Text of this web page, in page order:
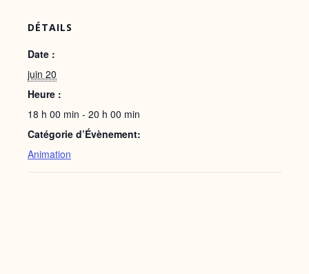
DÉTAILS
Date :
juin 20
Heure :
18 h 00 min - 20 h 00 min
Catégorie d’Évènement:
Animation